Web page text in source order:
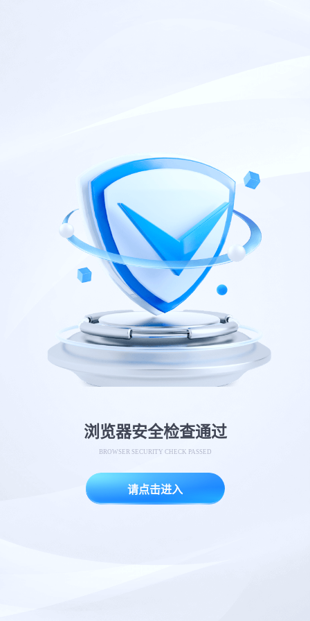
浏览器安全检查通过
BROWSER SECURITY CHECK PASSED
请点击进入